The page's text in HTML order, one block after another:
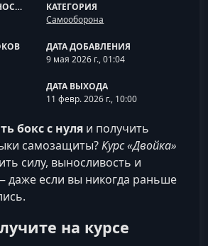
ПРОДОЛЖИТЕЛЬНОСТЬ
КАТЕГОРИЯ
Самооборона
ДАТА ДОБАВЛЕНИЯ
9 мая 2026 г., 01:04
ДАТА ВЫХОДА
11 февр. 2026 г., 10:00
бокс с нуля и получить
самозащиты?Курс «Двойка»
силу, выносливость и
даже если вы никогда раньше
на курсе